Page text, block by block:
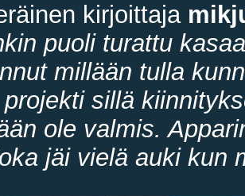
kirjoittaja
puoli turattu
millään tulla
sillä
ole valmis.
jäi vielä auki kun